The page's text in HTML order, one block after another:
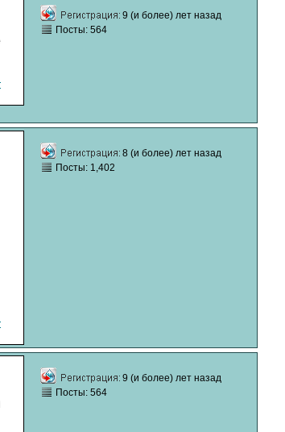
9 (и более) лет назад
Посты: 564
8 (и более) лет назад
Посты: 1,402
9 (и более) лет назад
Посты: 564